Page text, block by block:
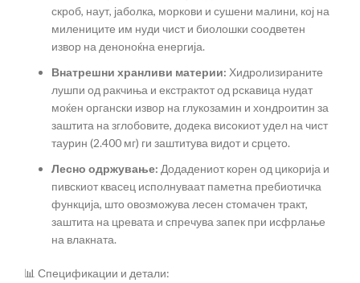
скроб, наут, јаболка, моркови и сушени малини, кој на
милениците им нуди чист и биолошки соодветен
извор на деноноќна енергија.
Внатрешни хранливи материи: Хидролизираните
лушпи од ракчиња и екстрактот од рскавица нудат
моќен органски извор на глукозамин и хондроитин за
заштита на зглобовите, додека високиот удел на чист
таурин (2.400 мг) ги заштитува видот и срцето.
Лесно одржување: Додадениот корен од цикорија и
пивскиот квасец исполнуваат паметна пребиотичка
функција, што овозможува лесен стомачен тракт,
заштита на цревата и спречува запек при исфрлање
на влакната.
📊 Спецификации и детали: